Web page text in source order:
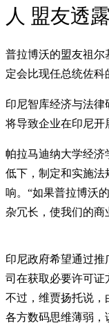
人 盟友透
普拉博沃的盟友祖尔
定会比现任总统佐科
印尼智库经济与法
将导致企业在印尼开
帕拉马迪纳大学经济
低下，制定和实施法
响。“如果普拉博沃
杂冗长，使我们的商
印尼政府希望通过推
司在获取必要许可证
不过，维贾扬托说，
各方数码思维薄弱，